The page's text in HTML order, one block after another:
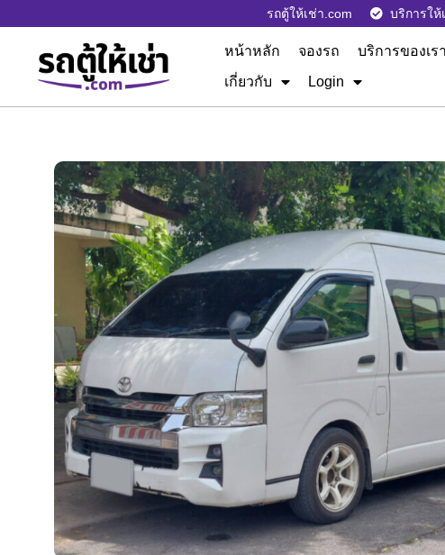
รถตู้ให้เช่า.com บริการใ
หน้าหลัก จองรถ บริการของเรา
เกี่ยวกับ
Login